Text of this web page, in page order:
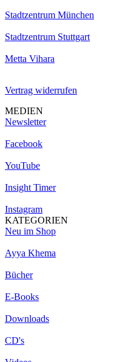
Stadtzentrum München
Stadtzentrum Stuttgart
Metta Vihara
Vertrag widerrufen
MEDIEN
Newsletter
Facebook
YouTube
Insight Timer
Instagram
KATEGORIEN
Neu im Shop
Ayya Khema
Bücher
E-Books
Downloads
CD's